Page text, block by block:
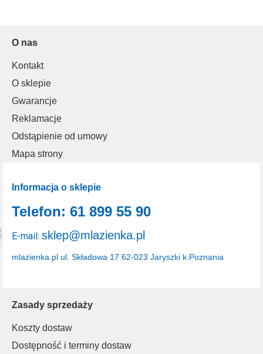
O nas
Kontakt
O sklepie
Gwarancje
Reklamacje
Odstąpienie od umowy
Mapa strony
Zasady sprzedaży
Koszty dostaw
Dostępność i terminy dostaw
Informacja o sklepie
mlazienka.pl ul. Składowa 17 62-023 Jaryszki k.Poznania
Telefon: 61 899 55 90
E-mail: sklep@mlazienka.pl